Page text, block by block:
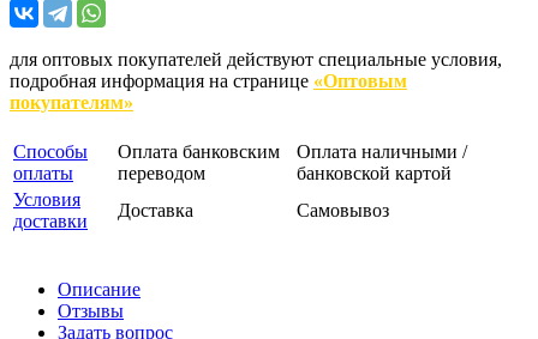
для оптовых покупателей действуют специальные условия,
подробная информация на странице «Оптовым
покупателям»
Способы
оплаты
Оплата банковским
переводом
Оплата наличными /
банковской картой
Условия
доставки
Доставка Самовывоз
Описание
Отзывы
Задать вопрос